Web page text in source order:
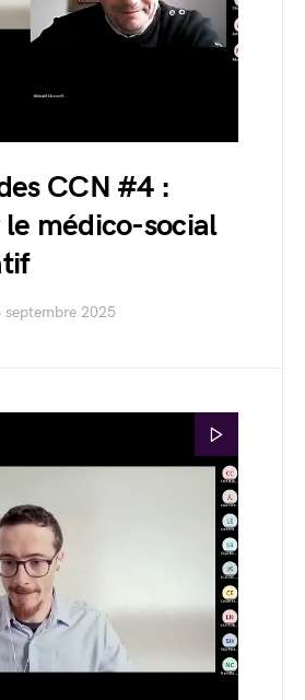
CCN #4 :
médico-social
septembre 2025